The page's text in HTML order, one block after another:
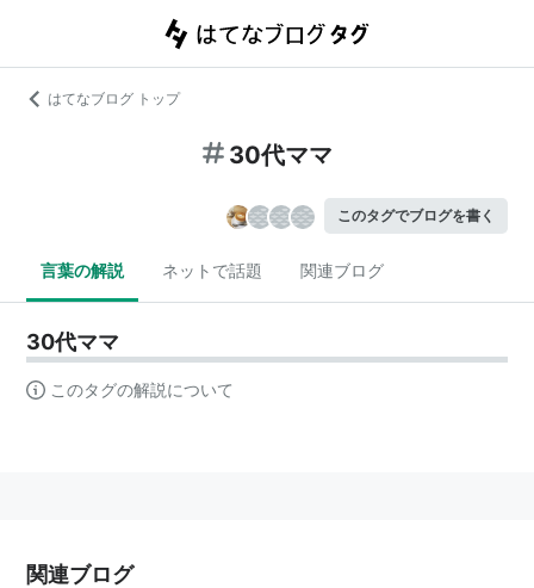
はてなブログ トップ
30代ママ
このタグでブログを書く
言葉の解説 ネットで話題 関連ブログ
30代ママ
このタグの解説について
関連ブログ